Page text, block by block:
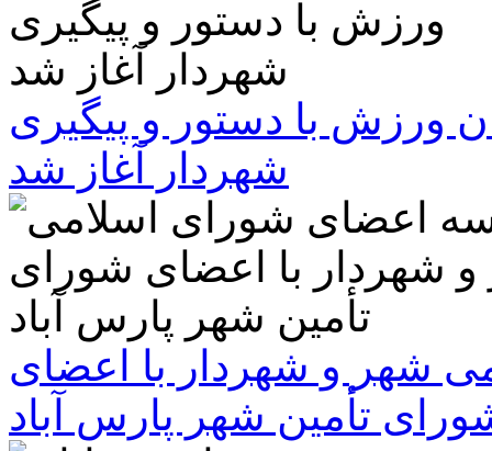
ورزش با دستور و پیگیری
شهردار آغاز شد
شهر و شهردار با اعضای
تأمین شهر پارس آباد